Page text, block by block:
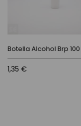
Botella Alcohol Brp 100
1,35 €